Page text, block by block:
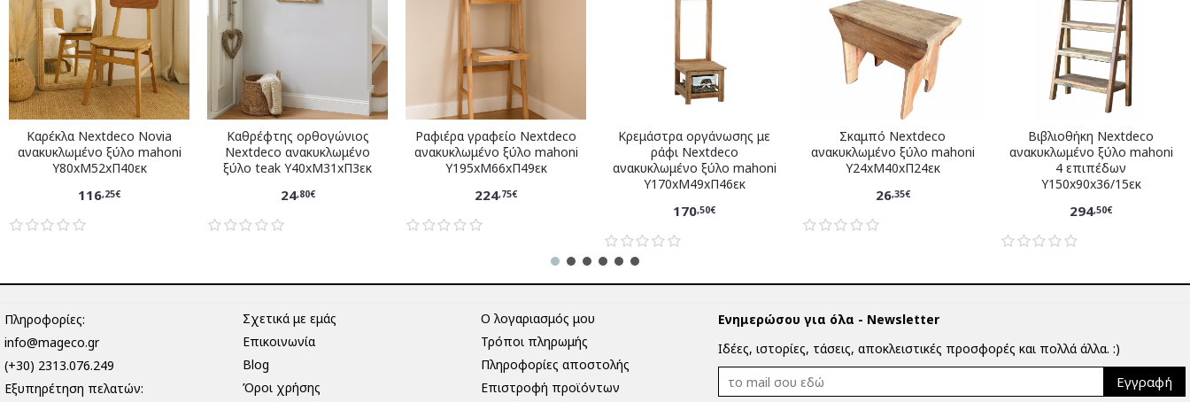
Καρέκλα Nextdeco Novia
ανακυκλωμένο ξύλο mahoni
Υ80xM52xΠ40εκ
116,25€
Καθρέφτης ορθογώνιος
Nextdeco ανακυκλωμένο
ξύλο teak Υ40xM31xΠ3εκ
24,80€
Ραφιέρα γραφείο Nextdeco
ανακυκλωμένο ξύλο mahoni
Υ195xM66xΠ49εκ
224,75€
Κρεμάστρα οργάνωσης με
ράφι Nextdeco
ανακυκλωμένο ξύλο mahoni
Υ170xM49xΠ46εκ
170,50€
Σκαμπό Nextdeco
ανακυκλωμένο ξύλο mahoni
Υ24xM40xΠ24εκ
26,35€
Βιβλιοθήκη Nextdeco
ανακυκλωμένο ξύλο mahoni
4 επιπέδων
Υ150x90x36/15εκ
294,50€
Πληροφορίες:
info@mageco.gr
(+30) 2313.076.249
Eξυπηρέτηση πελατών:
Σχετικά με εμάς
Επικοινωνία
Blog
Όροι χρήσης
Ο λογαριασμός μου
Τρόποι πληρωμής
Πληροφορίες αποστολής
Επιστροφή προϊόντων
Ενημερώσου για όλα - Newsletter
Ιδέες, ιστορίες, τάσεις, αποκλειστικές προσφορές και πολλά άλλα. :)
Εγγραφή